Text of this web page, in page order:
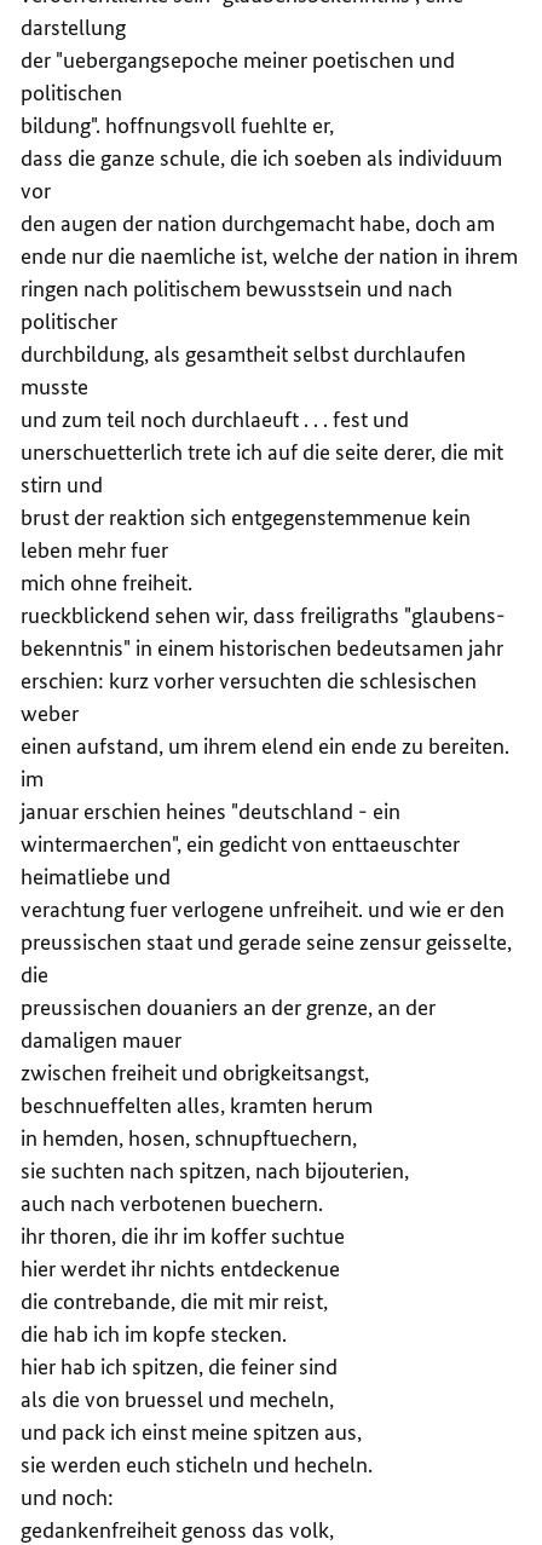
darstellung
der "uebergangsepoche meiner poetischen und
politischen
bildung". hoffnungsvoll fuehlte er,
dass die ganze schule, die ich soeben als individuum
vor
den augen der nation durchgemacht habe, doch am
ende nur die naemliche ist, welche der nation in ihrem
ringen nach politischem bewusstsein und nach
politischer
durchbildung, als gesamtheit selbst durchlaufen
musste
und zum teil noch durchlaeuft . . . fest und
unerschuetterlich trete ich auf die seite derer, die mit
stirn und
brust der reaktion sich entgegenstemmenue kein
leben mehr fuer
mich ohne freiheit.
rueckblickend sehen wir, dass freiligraths "glaubens-
bekenntnis" in einem historischen bedeutsamen jahr
erschien: kurz vorher versuchten die schlesischen
weber
einen aufstand, um ihrem elend ein ende zu bereiten.
im
januar erschien heines "deutschland - ein
wintermaerchen", ein gedicht von enttaeuschter
heimatliebe und
verachtung fuer verlogene unfreiheit. und wie er den
preussischen staat und gerade seine zensur geisselte,
die
preussischen douaniers an der grenze, an der
damaligen mauer
zwischen freiheit und obrigkeitsangst,
beschnueffelten alles, kramten herum
in hemden, hosen, schnupftuechern,
sie suchten nach spitzen, nach bijouterien,
auch nach verbotenen buechern.
ihr thoren, die ihr im koffer suchtue
hier werdet ihr nichts entdeckenue
die contrebande, die mit mir reist,
die hab ich im kopfe stecken.
hier hab ich spitzen, die feiner sind
als die von bruessel und mecheln,
und pack ich einst meine spitzen aus,
sie werden euch sticheln und hecheln.
und noch:
gedankenfreiheit genoss das volk,